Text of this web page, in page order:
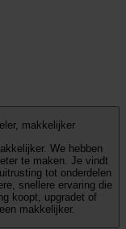
makkelijker
hebben
te maken. Je vindt
tot onderdelen
snellere ervaring die
koopt, upgradet of
makkelijker.